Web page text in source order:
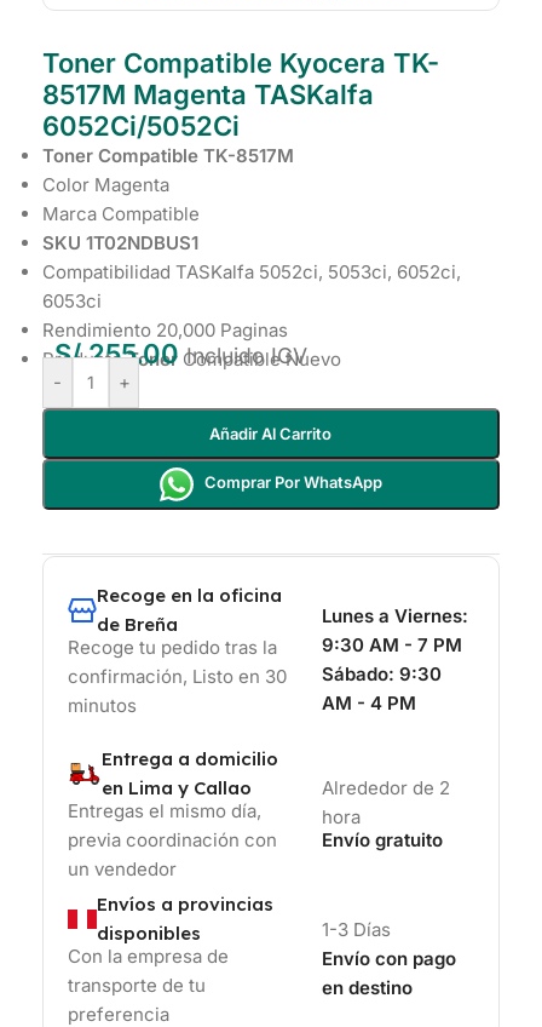
Toner Compatible Kyocera TK-
8517M Magenta TASKalfa
6052Ci/5052Ci
Toner Compatible TK-8517M
Color Magenta
Marca Compatible
SKU 1T02NDBUS1
Compatibilidad TASKalfa 5052ci, 5053ci, 6052ci,
6053ci
Rendimiento 20,000 Paginas
ProductoToner Compatible Nuevo
S/255.00 Incluido IGV
- +
Añadir Al Carrito
Comprar Por WhatsApp
Recoge en la oficina
de Breña
Recoge tu pedido tras la
confirmación, Listo en 30
minutos
Lunes a Viernes:
9:30 AM - 7 PM
Sábado: 9:30
AM - 4 PM
Entrega a domicilio
en Lima y Callao
Entregas el mismo día,
previa coordinación con
un vendedor
Alrededor de 2
hora
Envío gratuito
Envíos a provincias
disponibles
Con la empresa de
transporte de tu
preferencia
1-3 Días
Envío con pago
en destino